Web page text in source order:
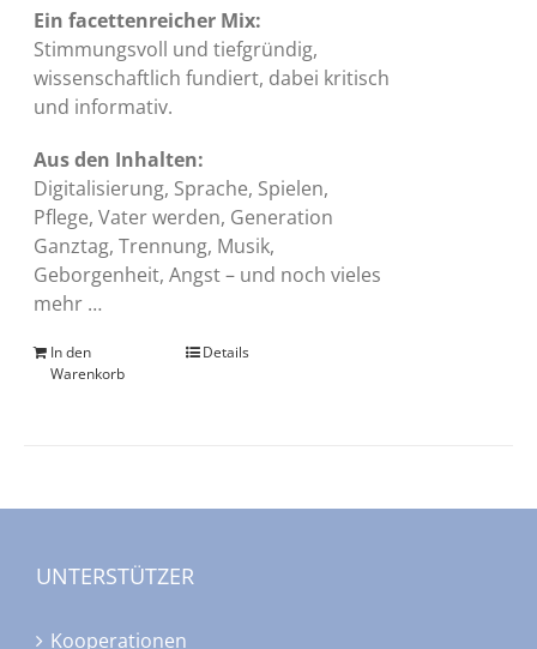
Ein facettenreicher Mix:
Stimmungsvoll und tiefgründig,
wissenschaftlich fundiert, dabei kritisch
und informativ.
Aus den Inhalten:
Digitalisierung, Sprache, Spielen,
Pflege, Vater werden, Generation
Ganztag, Trennung, Musik,
Geborgenheit, Angst – und noch vieles
mehr …
In den
Warenkorb
Details
UNTERSTÜTZER
Kooperationen